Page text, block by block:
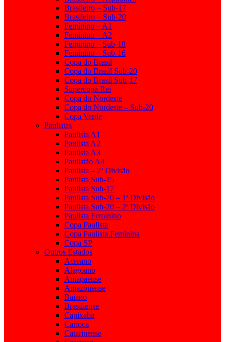
Brasileiro – Sub-17
Brasileiro – Sub-20
Feminino – A1
Feminino – A2
Feminino – Sub-18
Feminino – Sub-16
Copa do Brasil
Copa do Brasil Sub-20
Copa do Brasil Sub-17
Supercopa Rei
Copa do Nordeste
Copa do Nordeste – Sub-20
Copa Verde
Paulistas
Paulista A1
Paulista A2
Paulista A3
Paulistão A4
Paulista – 2ª Divisão
Paulista Sub-15
Paulista Sub-17
Paulista Sub-20 – 1ª Divisão
Paulista Sub-20 – 2ª Divisão
Paulista Feminino
Copa Paulista
Copa Paulista Feminina
Copa SP
Outros Estados
Acreano
Alagoano
Amapaense
Amazonense
Baiano
Brasiliense
Capixaba
Carioca
Catarinense